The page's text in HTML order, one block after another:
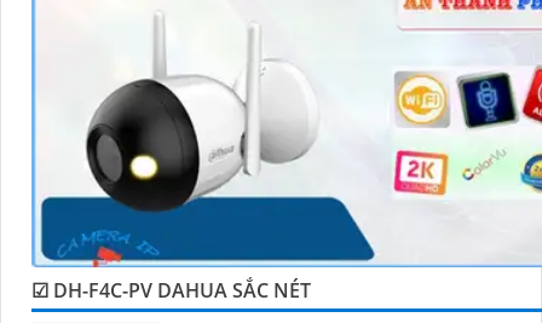
☑ DH-F4C-PV DAHUA SẮC NÉT